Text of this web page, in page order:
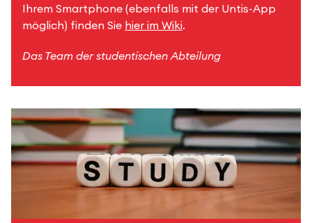
Ihrem Smartphone (ebenfalls mit der Untis-App
möglich) finden Sie hier im Wiki.
Das Team der studentischen Abteilung